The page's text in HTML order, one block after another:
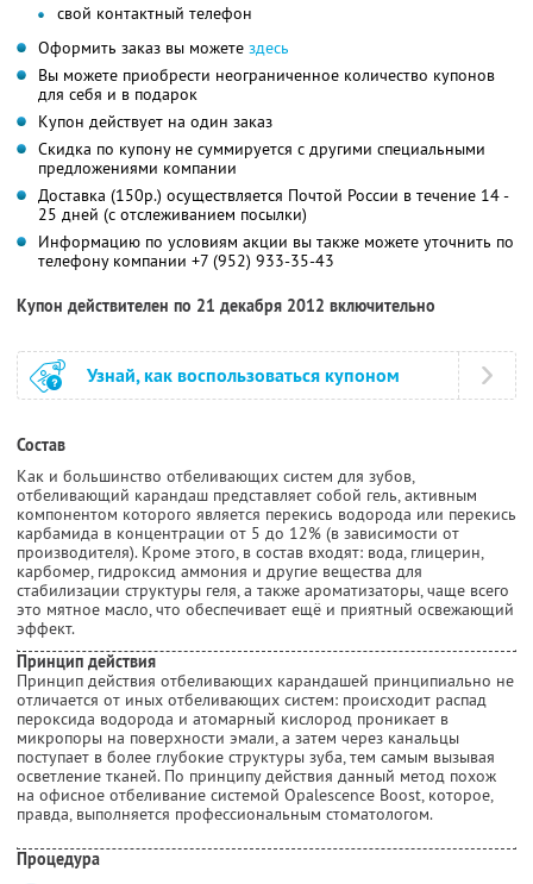
свой контактный телефон
Оформить заказ вы можете здесь
Вы можете приобрести неограниченное количество купонов
для себя и в подарок
Купон действует на один заказ
Скидка по купону не суммируется с другими специальными
предложениями компании
Доставка (150р.) осуществляется Почтой России в течение 14 -
25 дней (с отслеживанием посылки)
Информацию по условиям акции вы также можете уточнить по
телефону компании +7 (952) 933-35-43
Купон действителен по 21 декабря 2012 включительно
Узнай, как воспользоваться купоном
Состав
Как и большинство отбеливающих систем для зубов,
отбеливающий карандаш представляет собой гель, активным
компонентом которого является перекись водорода или перекись
карбамида в концентрации от 5 до 12% (в зависимости от
производителя). Кроме этого, в состав входят: вода, глицерин,
карбомер, гидроксид аммония и другие вещества для
стабилизации структуры геля, а также ароматизаторы, чаще всего
это мятное масло, что обеспечивает ещё и приятный освежающий
эффект.
Принцип действия
Принцип действия отбеливающих карандашей принципиально не
отличается от иных отбеливающих систем: происходит распад
пероксида водорода и атомарный кислород проникает в
микропоры на поверхности эмали, а затем через канальцы
поступает в более глубокие структуры зуба, тем самым вызывая
осветление тканей. По принципу действия данный метод похож
на офисное отбеливание системой Opalescence Boost, которое,
правда, выполняется профессиональным стоматологом.
Процедура